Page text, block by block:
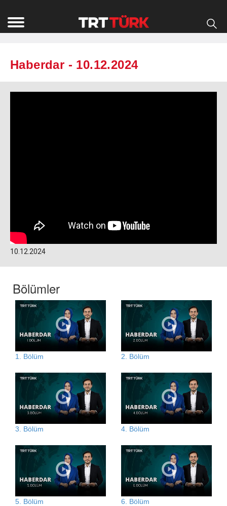
Haberdar - 10.12.2024
10.12.2024
Bölümler
1. Bölüm 2. Bölüm
3. Bölüm 4. Bölüm
5. Bölüm 6. Bölüm